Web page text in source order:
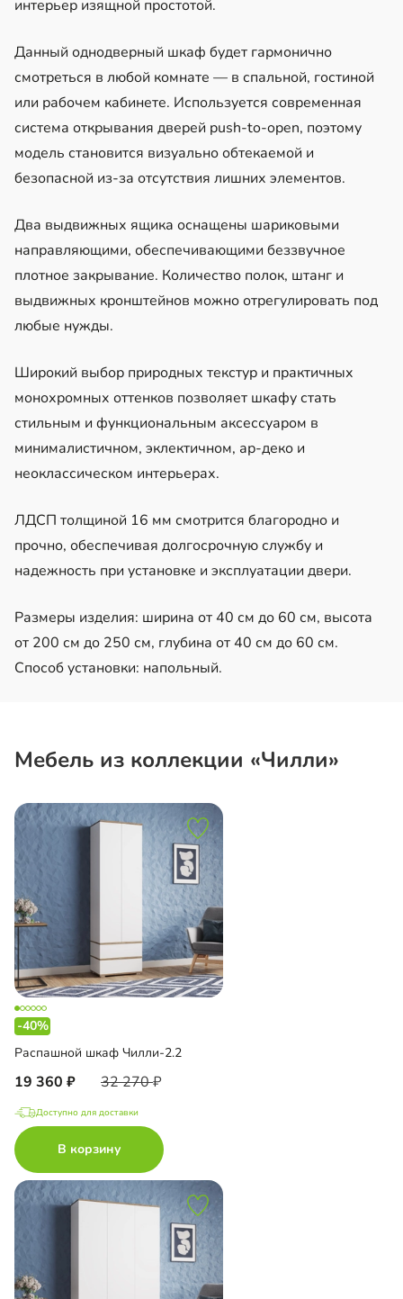
интерьер изящной простотой.
Данный однодверный шкаф будет гармонично
смотреться в любой комнате — в спальной, гостиной
или рабочем кабинете. Используется современная
система открывания дверей push-to-open, поэтому
модель становится визуально обтекаемой и
безопасной из-за отсутствия лишних элементов.
Два выдвижных ящика оснащены шариковыми
направляющими, обеспечивающими беззвучное
плотное закрывание. Количество полок, штанг и
выдвижных кронштейнов можно отрегулировать под
любые нужды.
Широкий выбор природных текстур и практичных
монохромных оттенков позволяет шкафу стать
стильным и функциональным аксессуаром в
минималистичном, эклектичном, ар-деко и
неоклассическом интерьерах.
ЛДСП толщиной 16 мм смотрится благородно и
прочно, обеспечивая долгосрочную службу и
надежность при установке и эксплуатации двери.
Размеры изделия: ширина от 40 см до 60 см, высота
от 200 см до 250 см, глубина от 40 см до 60 см.
Способ установки: напольный.
Мебель из коллекции «Чилли»
-40%
Распашной шкаф Чилли-2.2
19 360 32 270
Доступно для доставки
В корзину